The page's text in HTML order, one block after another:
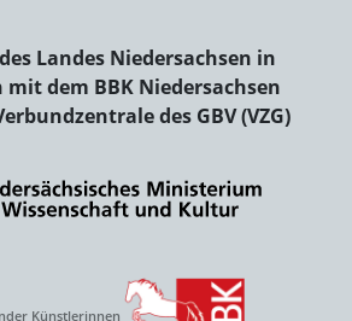
Landes Niedersachsen in
dem BBK Niedersachsen
des GBV (VZG)
Künstlerinnen